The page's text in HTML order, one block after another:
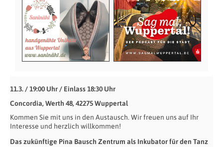
11.3. / 19:00 Uhr / Einlass 18:30 Uhr
Concordia, Werth 48, 42275 Wuppertal
Kommen Sie mit uns in den Austausch. Wir freuen uns auf Ihr
Interesse und herzlich willkommen!
Das zukünftige Pina Bausch Zentrum als Inkubator für den Tanz